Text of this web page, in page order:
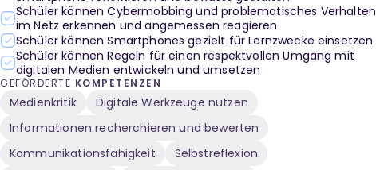
Schüler können Cybermobbing und problematisches Verhalten
im Netz erkennen und angemessen reagieren
Schüler können Smartphones gezielt für Lernzwecke einsetzen
Schüler können Regeln für einen respektvollen Umgang mit
digitalen Medien entwickeln und umsetzen
GEFÖRDERTE KOMPETENZEN
Medienkritik
Digitale Werkzeuge nutzen
Informationen recherchieren und bewerten
Kommunikationsfähigkeit
Selbstreflexion